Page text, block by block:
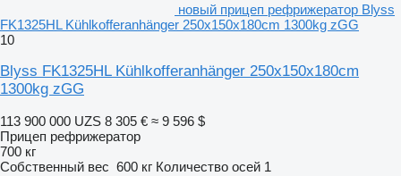
новый прицеп рефрижератор Blyss
FK1325HL Kühlkofferanhänger 250x150x180cm 1300kg zGG
10
Blyss FK1325HL Kühlkofferanhänger 250x150x180cm
1300kg zGG
113 900 000 UZS 8 305 € ≈ 9 596 $
Прицеп рефрижератор
700 кг
Собственный вес 600 кг Количество осей 1